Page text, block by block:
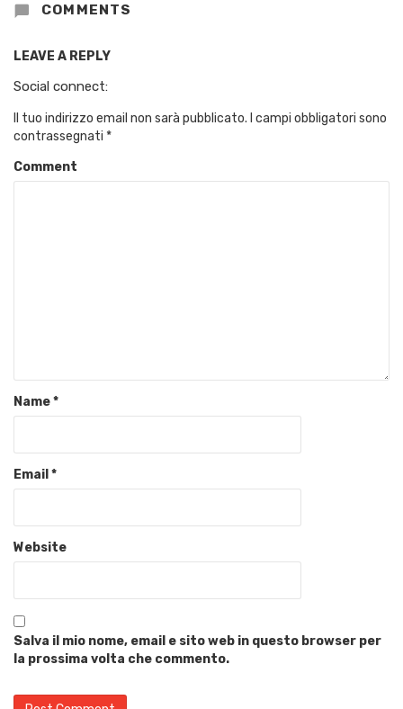
COMMENTS
LEAVE A REPLY
Social connect:
Il tuo indirizzo email non sarà pubblicato. I campi obbligatori sono
contrassegnati *
Comment
Name*
Email*
Website
Salva il mio nome, email e sito web in questo browser per
la prossima volta che commento.